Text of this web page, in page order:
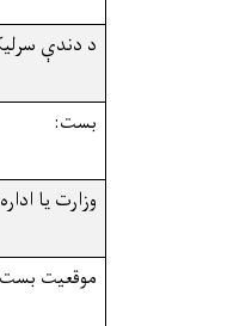
د دندې
بست:
وزارت یا
موقعیت